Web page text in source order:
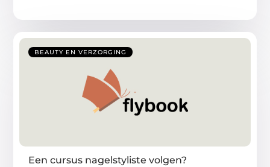
BEAUTY EN VERZORGING
Een cursus nagelstyliste volgen?